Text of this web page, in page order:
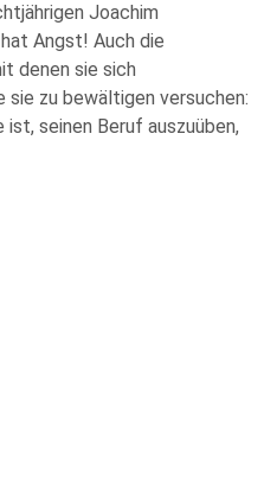
Joachim
Angst! Auch die
denen sie sich
sie zu bewältigen versuchen:
seinen Beruf auszuüben,